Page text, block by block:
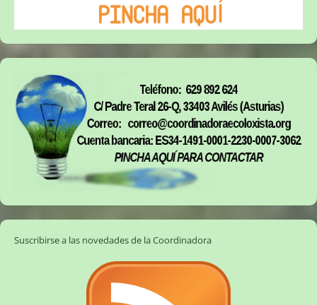
Suscribirse a las novedades de la Coordinadora